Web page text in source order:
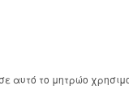
αυτό το μητρώο